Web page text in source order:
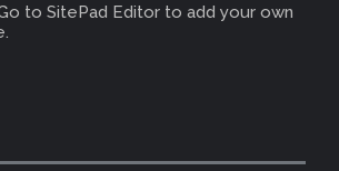
Go to SitePad Editor to add your own